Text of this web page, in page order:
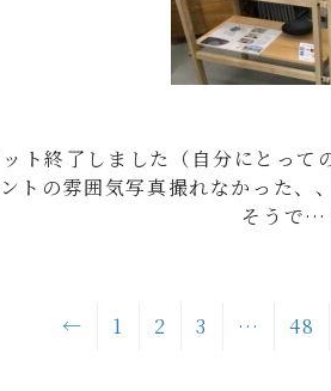
ト終了しました（自分にとっ
トの雰囲気写真撮れなかった
そうで…
← 1 2 3 … 48